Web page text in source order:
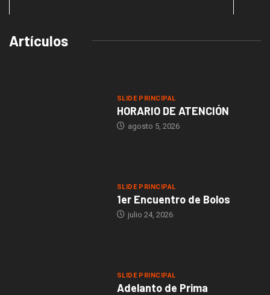
Artículos
SLIDE PRINCIPAL
HORARIO DE ATENCIÓN
agosto 5, 2026
SLIDE PRINCIPAL
1er Encuentro de Bolos
julio 24, 2026
SLIDE PRINCIPAL
Adelanto de Prima